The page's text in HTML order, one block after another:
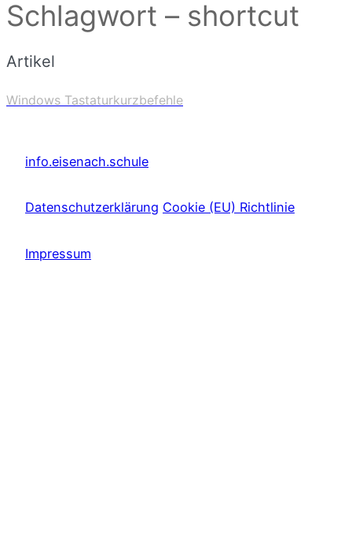
Schlagwort – shortcut
Artikel
Windows Tastaturkurzbefehle
info.eisenach.schule
Datenschutzerklärung Cookie (EU) Richtlinie
Impressum